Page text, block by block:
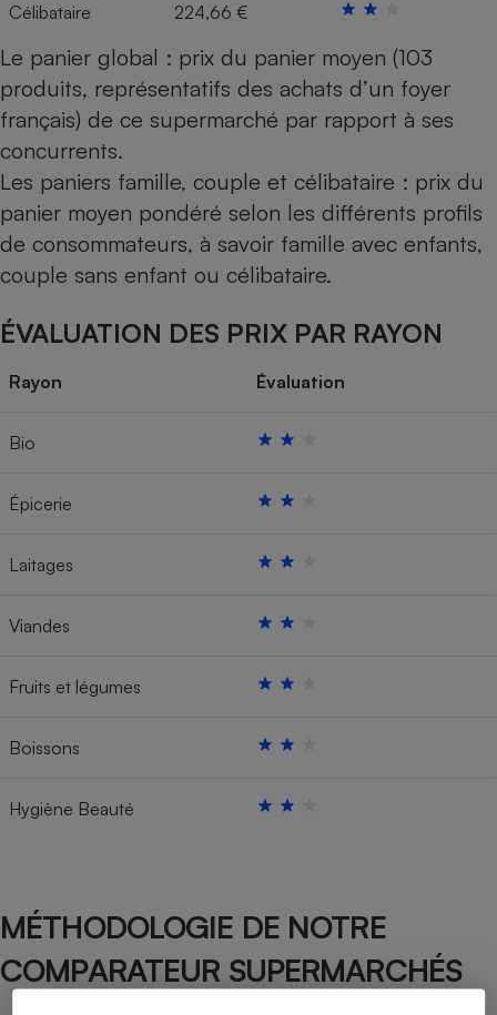
Célibataire 224,66 €
Le panier global : prix du panier moyen (103
produits, représentatifs des achats d’un foyer
français) de ce supermarché par rapport à ses
concurrents.
Les paniers famille, couple et célibataire : prix du
panier moyen pondéré selon les différents profils
de consommateurs, à savoir famille avec enfants,
couple sans enfant ou célibataire.
ÉVALUATION DES PRIX PAR RAYON
Rayon Évaluation
Bio
Épicerie
Laitages
Viandes
Fruits et légumes
Boissons
Hygiène Beauté
MÉTHODOLOGIE DE NOTRE
COMPARATEUR SUPERMARCHÉS